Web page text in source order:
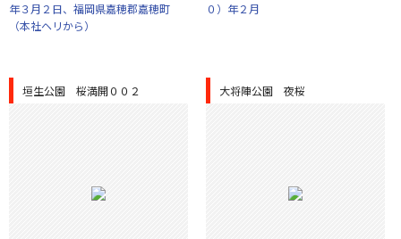
年３月２日、福岡県嘉穂郡嘉穂町
（本社ヘリから）
０）年２月
垣生公園 桜満開００２ 大将陣公園 夜桜